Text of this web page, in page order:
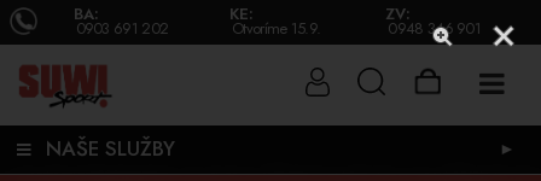
BA:
0903 691 202
KE:
Otvoríme 15.9.
ZV:
0948 346 901
NAŠE SLUŽBY ►